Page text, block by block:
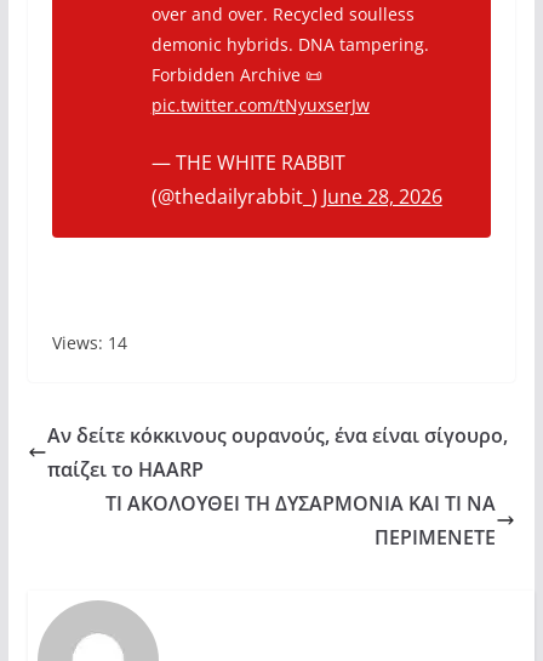
over and over. Recycled soulless
demonic hybrids. DNA tampering.
Forbidden Archive 📜
pic.twitter.com/tNyuxserJw
— THE WHITE RABBIT
(@thedailyrabbit_) June 28, 2026
Views: 14
Αν δείτε κόκκινους ουρανούς, ένα είναι σίγουρο,
παίζει το HAARP
ΤΙ ΑΚΟΛΟΥΘΕΙ ΤΗ ΔΥΣΑΡΜΟΝΙΑ ΚΑΙ ΤΙ ΝΑ
ΠΕΡΙΜΕΝΕΤΕ